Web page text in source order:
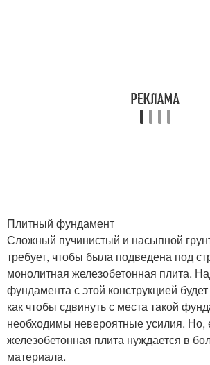
Плитный фундамент
Сложный пучинистый и насыпной
требует, чтобы была подведена под
монолитная железобетонная плита.
фундамента с этой конструкцией
как чтобы сдвинуть с места такой
необходимы невероятные усилия. Но,
железобетонная плита нуждается в
материала.